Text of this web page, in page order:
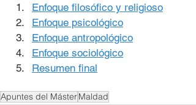
Enfoque filosófico y religioso
Enfoque psicológico
Enfoque antropológico
Enfoque sociológico
Resumen final
Apuntes del MásterMaldad